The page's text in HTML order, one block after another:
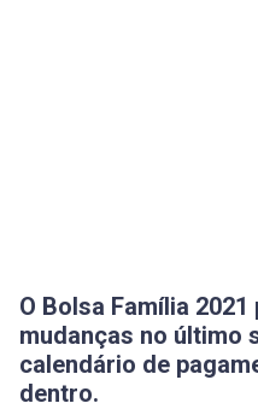
O Bolsa Família
mudanças no último
calendário de
dentro.